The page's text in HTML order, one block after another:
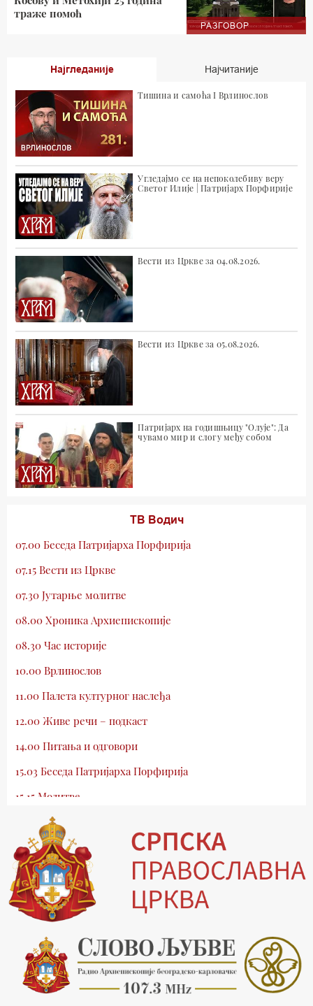
РАЗГОВОР
траже помоћ
Најгледаније Најчитаније
Тишина и самоћа I Врлинослов
Угледајмо се на непоколебиву веру
Светог Илије | Патријарх Порфирије
Вести из Цркве за 04.08.2026.
Вести из Цркве за 05.08.2026.
Патријарх на годишњицу "Олује": Да
чувамо мир и слогу међу собом
ТВ Водич
07.00 Беседа Патријарха Порфирија
07.15 Вести из Цркве
07.30 Јутарње молитве
08.00 Хроника Архиепископије
08.30 Час историје
10.00 Врлинослов
11.00 Палета културног наслеђа
12.00 Живе речи – подкаст
14.00 Питања и одговори
15.03 Беседа Патријарха Порфирија
15.15 Молитве
15.30 Млади у Цркви
16.03 Српски јерарси
16.30 Хроника Архиепископије
17.03 Фолклор магазин
17.30 Тврђаве Дунава
18.03 Кроз историју Београда
18.30 Врлинослов
19.40 Вечерње молитве